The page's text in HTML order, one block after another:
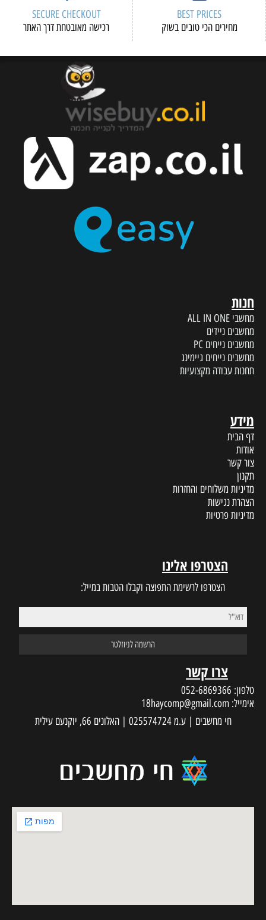
BEST PRICES
מחירים הכי טובים בשוק
SECURE CHECKOUT
רכישה מאובטחת דרך האתר
חנות
מחשבי ALL IN ONE
מחשבים ניידים
מחשבים נייחים PC
מחשבים נייחים גיימינג
תחנות עבודה מקצועיות
מידע
דף הבית
אודות
צור קשר
תקנון
מדיניות משלוחים והחזרות
הצהרת נגישות
מדיניות פרטיות
הצטרפו אלינו
הצטרפו לרשימת התפוצה וקבלו הטבות במייל:
צרו קשר
טלפון: 052-6869366
אימייל: 18haycomp@gmail.com
חי מחשבים | ע.מ 025574724 | האלונים 66, יוקנעם עילית